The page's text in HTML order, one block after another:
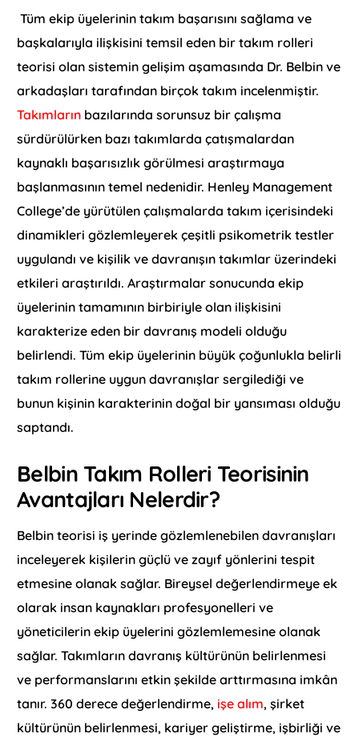
Tüm ekip üyelerinin takım başarısını sağlama ve
başkalarıyla ilişkisini temsil eden bir takım rolleri
teorisi olan sistemin gelişim aşamasında Dr. Belbin ve
arkadaşları tarafından birçok takım incelenmiştir.
Takımların bazılarında sorunsuz bir çalışma
sürdürülürken bazı takımlarda çatışmalardan
kaynaklı başarısızlık görülmesi araştırmaya
başlanmasının temel nedenidir. Henley Management
College’de yürütülen çalışmalarda takım içerisindeki
dinamikleri gözlemleyerek çeşitli psikometrik testler
uygulandı ve kişilik ve davranışın takımlar üzerindeki
etkileri araştırıldı. Araştırmalar sonucunda ekip
üyelerinin tamamının birbiriyle olan ilişkisini
karakterize eden bir davranış modeli olduğu
belirlendi. Tüm ekip üyelerinin büyük çoğunlukla belirli
takım rollerine uygun davranışlar sergilediği ve
bunun kişinin karakterinin doğal bir yansıması olduğu
saptandı.
Belbin Takım Rolleri Teorisinin
Avantajları Nelerdir?
Belbin teorisi iş yerinde gözlemlenebilen davranışları
inceleyerek kişilerin güçlü ve zayıf yönlerini tespit
etmesine olanak sağlar. Bireysel değerlendirmeye ek
olarak insan kaynakları profesyonelleri ve
yöneticilerin ekip üyelerini gözlemlemesine olanak
sağlar. Takımların davranış kültürünün belirlenmesi
ve performanslarını etkin şekilde arttırmasına imkân
tanır. 360 derece değerlendirme, işe alım, şirket
kültürünün belirlenmesi, kariyer geliştirme, işbirliği ve